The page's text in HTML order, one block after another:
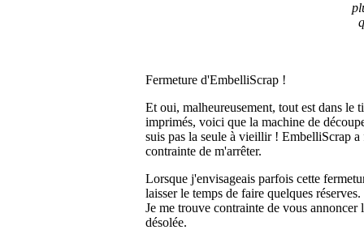
Fermeture d'EmbelliScrap !
Et oui, malheureusement, tout est dans le
imprimés, voici que la machine de
suis pas la seule à vieillir ! EmbelliScrap
contrainte de m'arrêter.
Lorsque j'envisageais parfois cette
laisser le temps de faire quelques
Je me trouve contrainte de vous
désolée.